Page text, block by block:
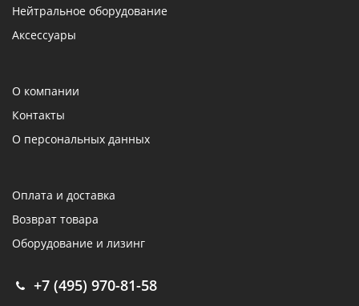
Нейтральное оборудование
Аксессуары
О компании
Контакты
О персональных данных
Оплата и доставка
Возврат товара
Оборудование и лизинг
+7 (495) 970-81-58